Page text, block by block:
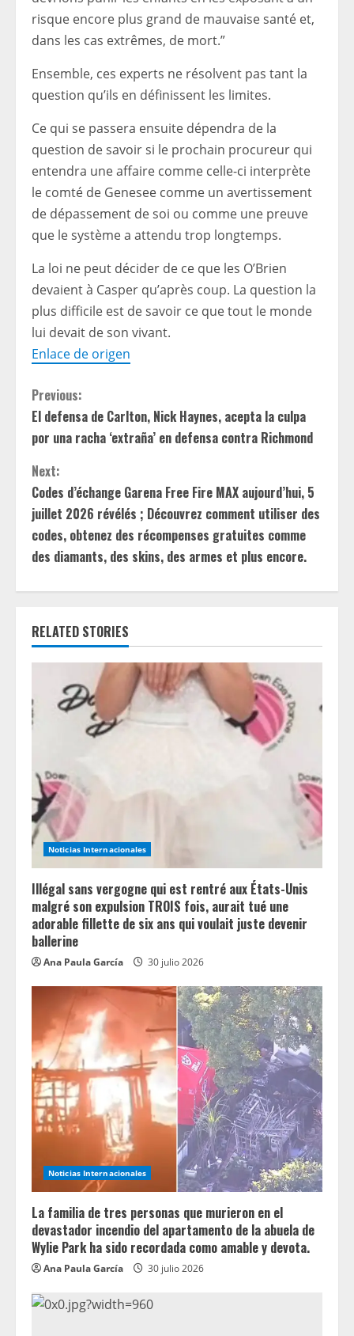
risque encore plus grand de mauvaise santé et,
dans les cas extrêmes, de mort.”
Ensemble, ces experts ne résolvent pas tant la
question qu’ils en définissent les limites.
Ce qui se passera ensuite dépendra de la
question de savoir si le prochain procureur qui
entendra une affaire comme celle-ci interprète
le comté de Genesee comme un avertissement
de dépassement de soi ou comme une preuve
que le système a attendu trop longtemps.
La loi ne peut décider de ce que les O’Brien
devaient à Casper qu’après coup. La question la
plus difficile est de savoir ce que tout le monde
lui devait de son vivant.
Enlace de origen
C
o
n
t
i
n
u
e
R
e
a
d
i
n
g
Previous:
El defensa de Carlton, Nick Haynes, acepta la culpa
por una racha ‘extraña’ en defensa contra Richmond
Next:
Codes d’échange Garena Free Fire MAX aujourd’hui, 5
juillet 2026 révélés ; Découvrez comment utiliser des
codes, obtenez des récompenses gratuites comme
des diamants, des skins, des armes et plus encore.
RELATED STORIES
Noticias Internacionales
Illégal sans vergogne qui est rentré aux États-Unis
malgré son expulsion TROIS fois, aurait tué une
adorable fillette de six ans qui voulait juste devenir
ballerine
Ana Paula García 30 julio 2026
Noticias Internacionales
La familia de tres personas que murieron en el
devastador incendio del apartamento de la abuela de
Wylie Park ha sido recordada como amable y devota.
Ana Paula García 30 julio 2026